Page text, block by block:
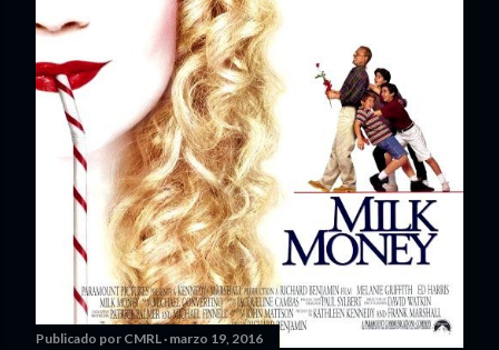
Publicado por CMRL marzo 19, 2016